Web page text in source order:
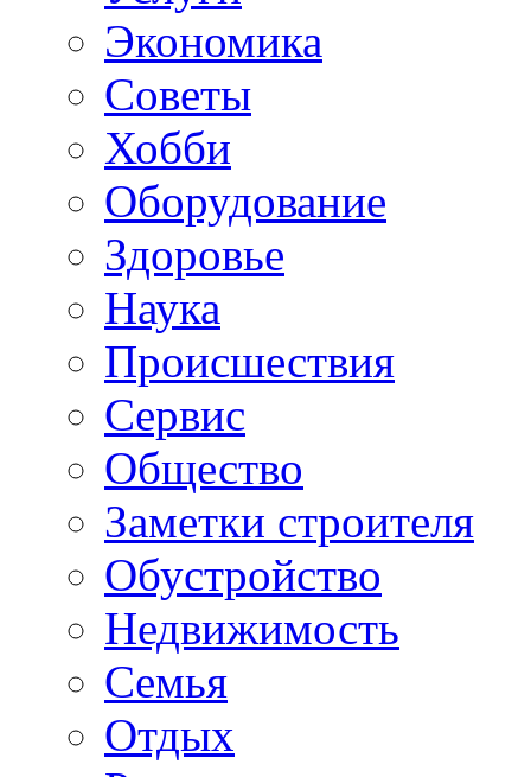
Экономика
Советы
Хобби
Oборудование
Здоровье
Наука
Происшествия
Сервис
Общество
Заметки строителя
Обустройство
Недвижимость
Семья
Отдых